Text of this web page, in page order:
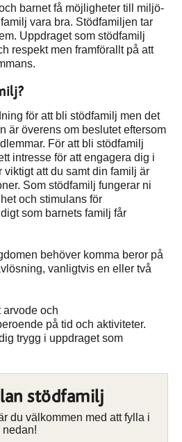
barnet få möjligheter till miljö­
vara bra. Stödfamiljen tar
Uppdraget som stödfamilj
respekt men framförallt på att
för att bli stödfamilj men det
är överens om beslutet eftersom
För att bli stödfamilj
intresse för att engagera dig i
viktigt att du samt din familj är
Som stödfamilj fungerar ni
och stimulans för
som barnets familj får
behöver komma beror på
vanligtvis en eller två
arvode och
på tid och aktiviteter.
trygg i uppdraget som
stödfamilj
du välkommen med att fylla i
nedan!